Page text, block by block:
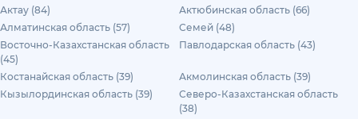
Актау (84)
Актюбинская область (66)
Алматинская область (57)
Семей (48)
Восточно-Казахстанская область
(45)
Павлодарская область (43)
Костанайская область (39)
Акмолинская область (39)
Кызылординская область (39)
Северо-Казахстанская область
(38)